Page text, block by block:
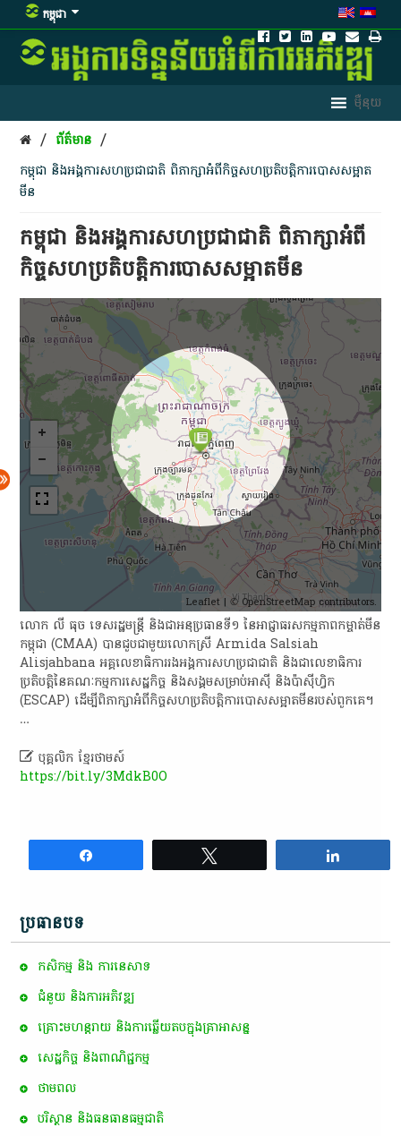
កម្ពុជា
/ ព័ត៌មាន /
កម្ពុជា​ និង​អង្គការសហប្រជាជាតិ​ ពិភាក្សា​អំពី​កិច្ច​សហប្រតិបត្តិការ​បោសសម្អាត​
មីន​
កម្ពុជា​ និង​អង្គការសហប្រជាជាតិ​ ពិភាក្សា​អំពី​
កិច្ច​សហប្រតិបត្តិការ​បោសសម្អាត​មីន​
Leaflet | © OpenStreetMapcontributors.
​លោក​ លី​ ធុ​ច​ ទេស​រដ្ឋមន្ត្រី​ និង​ជា​អនុប្រធាន​ទី​១​ នៃ​អាជ្ញាធរ​សកម្មភាព​កម្ចាត់​មីន​
កម្ពុជា​ (CMAA)​ បាន​ជួប​ជាមួយ​លោកស្រី​ Armida​ Salsiah​
Alisjahbana​ អគ្គលេខាធិការ​រង​អង្គការសហប្រជាជាតិ​ និង​ជា​លេខាធិការ​
ប្រតិបត្តិ​នៃ​គណៈកម្មការ​សេដ្ឋកិច្ច​ និង​សង្គម​សម្រាប់​អាស៊ី​ និង​ប៉ា​ស៊ី​ហ្វិ​ក​
(ESCAP)​ ដើម្បី​ពិភាក្សា​អំពី​កិច្ច​សហប្រតិបត្តិការ​បោសសម្អាត​មីន​របស់​ពួក​គេ​។​
…
 បុគ្គលិក​ ខ្មែរ​ថា​ម​ស៍​
https://bit.ly/3MdkB0O
ប្រធានបទ
កសិកម្ម​ និង​ ការ​នេ​សាទ​
ជំនួយ និងការអភិវឌ្ឍ
គ្រោះមហន្តរាយ និងការឆ្លើយតបក្នុងគ្រាអាសន្ន
សេដ្ឋកិច្ច និងពាណិជ្ជកម្ម
ថាមពល
បរិស្ថាន និងធនធានធម្មជាតិ